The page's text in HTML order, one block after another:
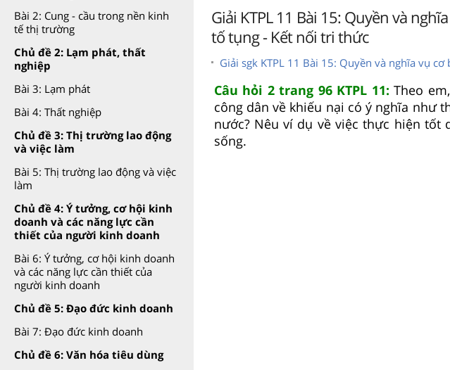
Bài 2: Cung - cầu trong nền kinh
tế thị trường
Chủ đề 2: Lạm phát, thất
nghiệp
Bài 3: Lạm phát
Bài 4: Thất nghiệp
Chủ đề 3: Thị trường lao động
và việc làm
Bài 5: Thị trường lao động và việc
làm
Chủ đề 4: Ý tưởng, cơ hội kinh
doanh và các năng lực cần
thiết của người kinh doanh
Bài 6: Ý tưởng, cơ hội kinh doanh
và các năng lực cần thiết của
người kinh doanh
Chủ đề 5: Đạo đức kinh doanh
Bài 7: Đạo đức kinh doanh
Chủ đề 6: Văn hóa tiêu dùng
Giải KTPL 11 Bài 15: Quyền và
tố tụng - Kết nối tri thức
Giải sgk KTPL 11 Bài 15: Quyền và nghĩa vụ
Câu hỏi 2 trang 96 KTPL 11:Theo
công dân về khiếu nại có ý nghĩa như
nước? Nêu ví dụ về việc thực hiện tốt
sống.